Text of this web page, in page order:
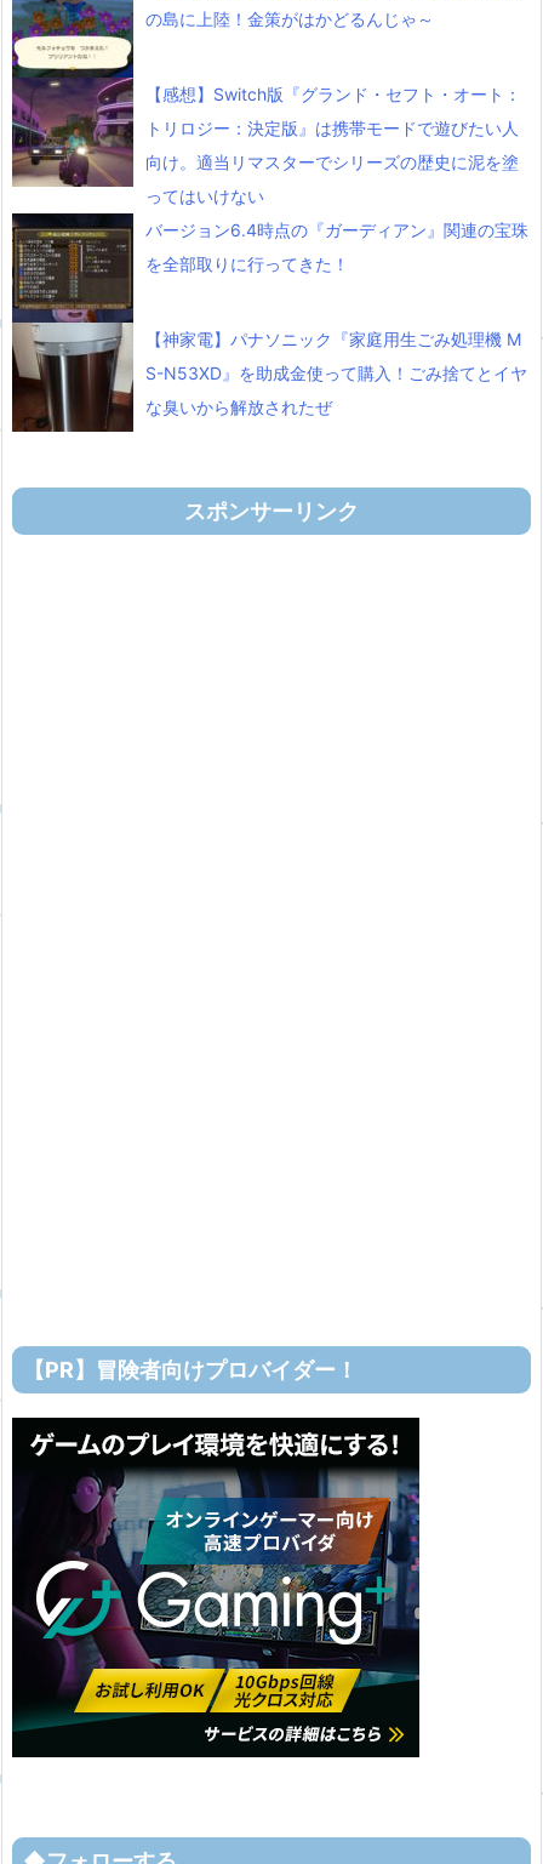
の島に上陸！金策がはかどるんじゃ～
【感想】Switch版『グランド・セフト・オート：
トリロジー：決定版』は携帯モードで遊びたい人
向け。適当リマスターでシリーズの歴史に泥を塗
ってはいけない
バージョン6.4時点の『ガーディアン』関連の宝珠
を全部取りに行ってきた！
【神家電】パナソニック『家庭用生ごみ処理機 M
S-N53XD』を助成金使って購入！ごみ捨てとイヤ
な臭いから解放されたぜ
スポンサーリンク
【PR】冒険者向けプロバイダー！